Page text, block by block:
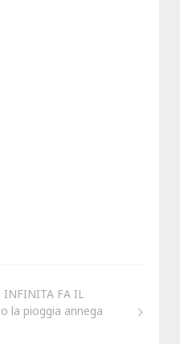
INFINITA FA IL
la pioggia annega